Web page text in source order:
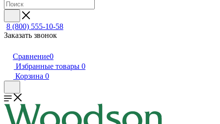
8 (800) 555-10-58
Заказать звонок
Сравнение0
Избранные товары 0
Корзина 0